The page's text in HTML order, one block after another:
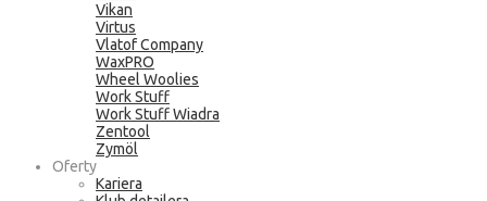
Vikan
Virtus
Vlatof Company
WaxPRO
Wheel Woolies
Work Stuff
Work Stuff Wiadra
Zentool
Zymöl
Oferty
Kariera